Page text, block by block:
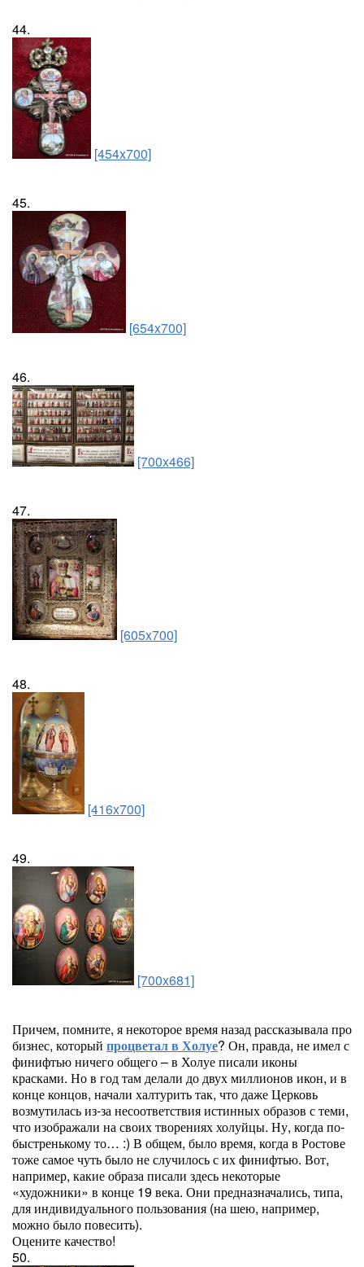
44.
[454x700]
45.
[654x700]
46.
[700x466]
47.
[605x700]
48.
[416x700]
49.
[700x681]
Причем, помните, я некоторое время назад рассказывала про
бизнес, который процветал в Холуе? Он, правда, не имел с
финифтью ничего общего – в Холуе писали иконы
красками. Но в год там делали до двух миллионов икон, и в
конце концов, начали халтурить так, что даже Церковь
возмутилась из-за несоответствия истинных образов с теми,
что изображали на своих творениях холуйцы. Ну, когда по-
быстренькому то… :) В общем, было время, когда в Ростове
тоже самое чуть было не случилось с их финифтью. Вот,
например, какие образа писали здесь некоторые
«художники» в конце 19 века. Они предназначались, типа,
для индивидуального пользования (на шею, например,
можно было повесить).
Оцените качество!
50.